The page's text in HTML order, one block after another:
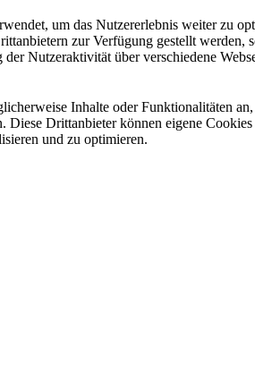
um das Nutzererlebnis weiter zu
zur Verfügung gestellt werden,
Nutzeraktivität über verschiedene
Inhalte oder Funktionalitäten
Diese Drittanbieter können eigene
und zu optimieren.